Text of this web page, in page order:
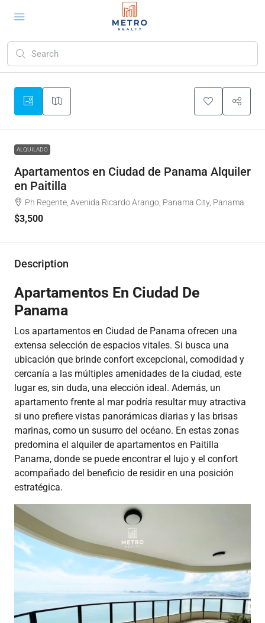
ALQUILADO
Apartamentos en Ciudad de Panama Alquiler
en Paitilla
Ph Regente, Avenida Ricardo Arango, Panama City, Panama
$3,500
Description
Apartamentos En Ciudad De
Panama
Los apartamentos en Ciudad de Panama ofrecen una
extensa selección de espacios vitales. Si busca una
ubicación que brinde confort excepcional, comodidad y
cercanía a las múltiples amenidades de la ciudad, este
lugar es, sin duda, una elección ideal. Además, un
apartamento frente al mar podría resultar muy atractiva
si uno prefiere vistas panorámicas diarias y las brisas
marinas, como un susurro del océano. En estas zonas
predomina el alquiler de apartamentos en Paitilla
Panama, donde se puede encontrar el lujo y el confort
acompañado del beneficio de residir en una posición
estratégica.